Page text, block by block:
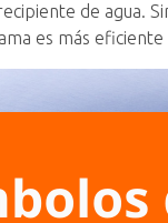
de agua.
es más